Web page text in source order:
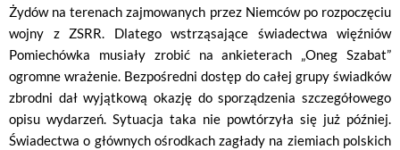
Żydów na terenach zajmowanych przez Niemców po rozpoczęciu
wojny z ZSRR. Dlatego wstrząsające świadectwa więźniów
Pomiechówka musiały zrobić na ankieterach „Oneg Szabat”
ogromne wrażenie. Bezpośredni dostęp do całej grupy świadków
zbrodni dał wyjątkową okazję do sporządzenia szczegółowego
opisu wydarzeń. Sytuacja taka nie powtórzyła się już później.
Świadectwa o głównych ośrodkach zagłady na ziemiach polskich